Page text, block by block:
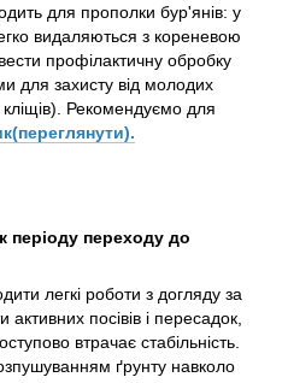
для прополки бур'янів: у
видаляються з кореневою
профілактичну обробку
для захисту від молодих
кліщів). Рекомендуємо для
періоду переходу до
легкі роботи з догляду за
посівів і пересадок,
втрачає стабільність.
ґрунту навколо